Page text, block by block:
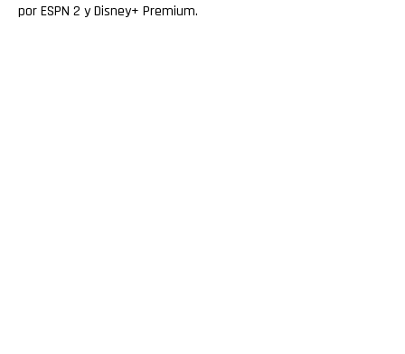
por ESPN 2 y Disney+ Premium.